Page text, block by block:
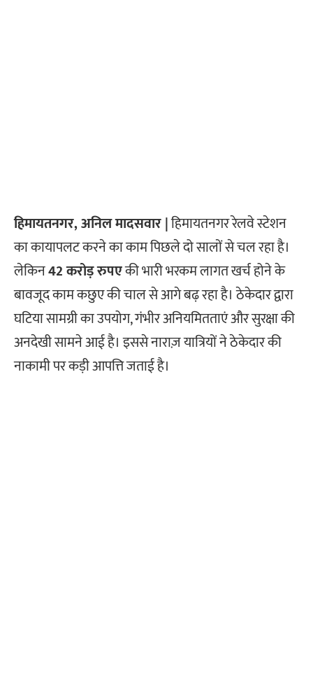
हिमायतनगर, अनिल मादसवार |हिमायतनगर रेलवे स्टेशन
का कायापलट करने का काम पिछले दो सालों से चल रहा है।
लेकिन42 करोड़ रुपएकी भारी भरकम लागत खर्च होने के
बावजूद काम कछुए की चाल से आगे बढ़ रहा है। ठेकेदार द्वारा
घटिया सामग्री का उपयोग, गंभीर अनियमितताएं और सुरक्षा की
अनदेखी सामने आई है। इससे नाराज़ यात्रियों ने ठेकेदार की
नाकामी पर कड़ी आपत्ति जताई है।